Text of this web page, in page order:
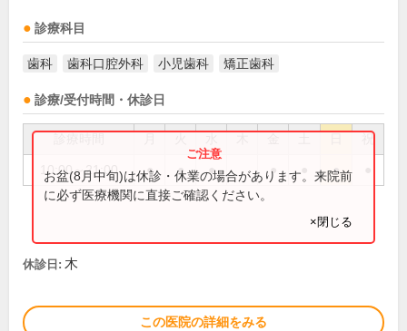
診療科目
歯科 歯科口腔外科 小児歯科 矯正歯科
診療/受付時間・休診日
祝
10:00～21:00 ● ● ● ● ●
お盆(8月中旬)は休診・休業の場合があります。来院前
に必ず医療機関に直接ご確認ください。
×閉じる
休診日: 木
この医院の詳細をみる